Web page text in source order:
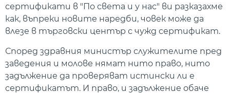
сертификати в "По света и у нас" ви разказахме
как, въпреки новите наредби, човек може да
влезе в търговски център с чужд сертификат.
Според здравния министър служителите пред
заведения и молове нямат нито право, нито
задължение да проверяват истински ли е
сертификатът. И право, и задължение обаче